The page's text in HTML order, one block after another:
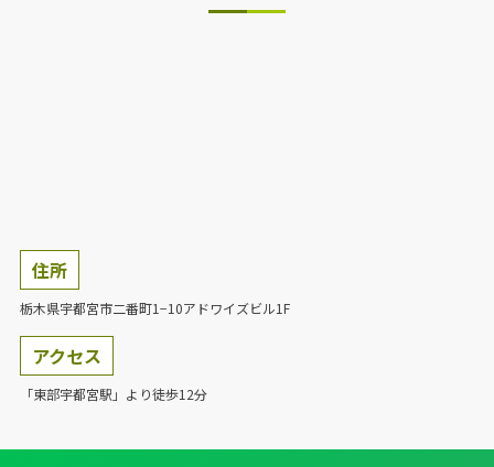
住所
栃木県宇都宮市二番町1−10アドワイズビル1F
アクセス
「東部宇都宮駅」より徒歩12分